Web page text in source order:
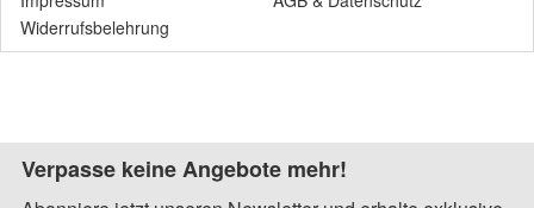
Widerrufsbelehrung
Verpasse keine Angebote mehr!